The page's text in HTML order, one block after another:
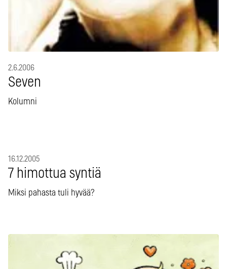
2.6.2006
Seven
Kolumni
16.12.2005
7 himottua syntiä
Miksi pahasta tuli hyvää?